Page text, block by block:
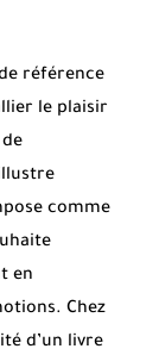
référence
le plaisir
comme
en
Chez
d’un livre